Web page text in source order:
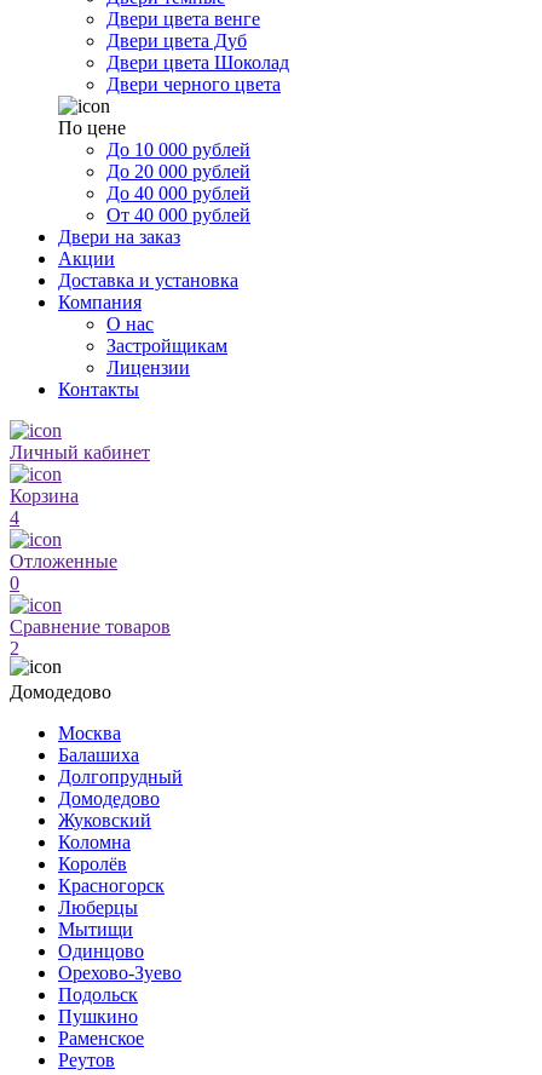
Двери цвета венге
Двери цвета Дуб
Двери цвета Шоколад
Двери черного цвета
По цене
До 10 000 рублей
До 20 000 рублей
До 40 000 рублей
От 40 000 рублей
Двери на заказ
Акции
Доставка и установка
Компания
О нас
Застройщикам
Лицензии
Контакты
Личный кабинет
Корзина
4
Отложенные
0
Сравнение товаров
2
Домодедово
Москва
Балашиха
Долгопрудный
Домодедово
Жуковский
Коломна
Королёв
Красногорск
Люберцы
Мытищи
Одинцово
Орехово-Зуево
Подольск
Пушкино
Раменское
Реутов